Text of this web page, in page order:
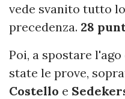
vede svanito tutto
precedenza. 28
Poi, a spostare
state le prove,
Costello e